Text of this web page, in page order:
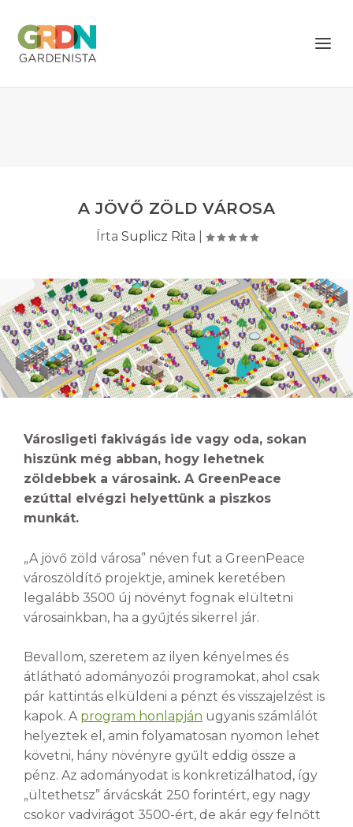
A JÖVŐ ZÖLD VÁROSA
Írta Suplicz Rita
Városligeti fakivágás ide vagy oda, sokan
hiszünk még abban, hogy lehetnek
zöldebbek a városaink. A GreenPeace
ezúttal elvégzi helyettünk a piszkos
munkát.
„A jövő zöld városa” néven fut a GreenPeace
városzöldítő projektje, aminek keretében
legalább 3500 új növényt fognak elültetni
városainkban, ha a gyűjtés sikerrel jár.
Bevallom, szeretem az ilyen kényelmes és
átlátható adományozói programokat, ahol csak
pár kattintás elküldeni a pénzt és visszajelzést is
kapok. A program honlapján ugyanis számlálót
helyeztek el, amin folyamatosan nyomon lehet
követni, hány növényre gyűlt eddig össze a
pénz. Az adományodat is konkretizálhatod, így
„ültethetsz” árvácskát 250 forintért, egy nagy
csokor vadvirágot 3500-ért, de akár egy felnőtt